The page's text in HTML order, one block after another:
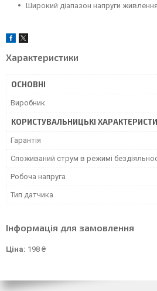
Широкий діапазон напруги живлення.
Характеристики
ОСНОВНІ
Виробник
КОРИСТУВАЛЬНИЦЬКІ
Гарантія
Споживаний струм в режимі
Робоча напруга
Тип датчика
Інформація для замовлення
Ціна: 198 ₴